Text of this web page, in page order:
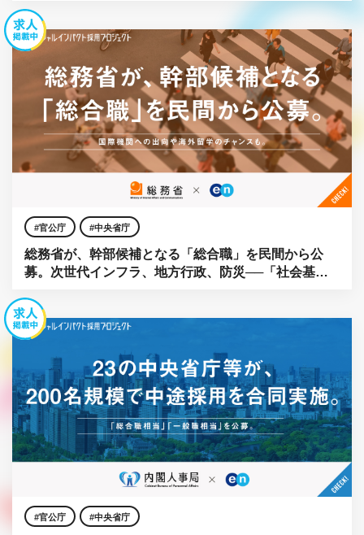
官公庁 中央省庁
総務省が、幹部候補となる「総合職」を民間から公
募。次世代インフラ、地方行政、防災──「社会基
官公庁 中央省庁